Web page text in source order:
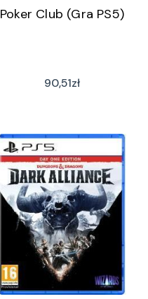
Poker Club (Gra PS5)
90,51zł